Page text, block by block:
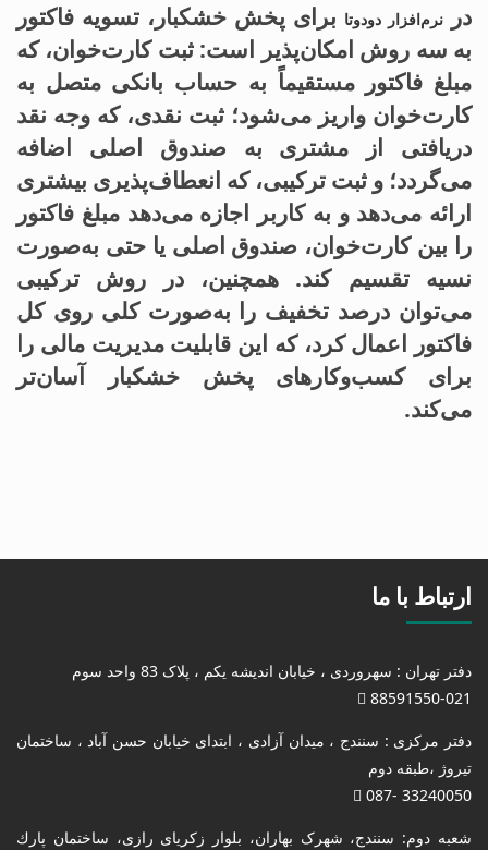
در
نرم‌افزار دودوتا برای پخش خشکبار، تسویه فاکتور
به سه روش امکان‌پذیر است: ثبت کارت‌خوان، که
مبلغ فاکتور مستقیماً به حساب بانکی متصل به
کارت‌خوان واریز می‌شود؛ ثبت نقدی، که وجه نقد
دریافتی از مشتری به صندوق اصلی اضافه
می‌گردد؛ و ثبت ترکیبی، که انعطاف‌پذیری بیشتری
ارائه می‌دهد و به کاربر اجازه می‌دهد مبلغ فاکتور
را بین کارت‌خوان، صندوق اصلی یا حتی به‌صورت
نسیه تقسیم کند. همچنین، در روش ترکیبی
می‌توان درصد تخفیف را به‌صورت کلی روی کل
فاکتور اعمال کرد، که این قابلیت مدیریت مالی را
برای کسب‌وکارهای پخش خشکبار آسان‌تر
می‌کند.
ارتباط با ما
دفتر تهران : سهروردی ، خیابان اندیشه یکم ، پلاک 83 واحد سوم
88591550-021
دفتر مرکزی : سنندج ، میدان آزادی ، ابتدای خیابان حسن آباد ، ساختمان
تیروژ ،طبقه دوم
33240050 -087
شعبه دوم: سنندج، شهرک بهاران، بلوار زکریای رازی، ساختمان پارك